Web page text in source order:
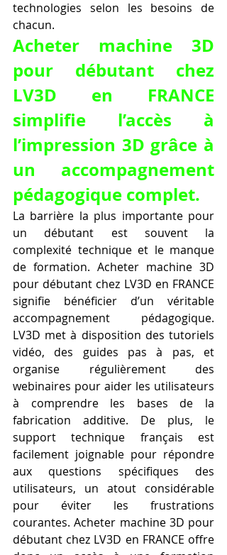
technologies selon les besoins de
chacun.
Acheter machine 3D
pour débutant chez
LV3D en FRANCE
simplifie l’accès à
l’impression 3D grâce à
un accompagnement
pédagogique complet.
La barrière la plus importante pour
un débutant est souvent la
complexité technique et le manque
de formation. Acheter machine 3D
pour débutant chez LV3D en FRANCE
signifie bénéficier d’un véritable
accompagnement pédagogique.
LV3D met à disposition des tutoriels
vidéo, des guides pas à pas, et
organise régulièrement des
webinaires pour aider les utilisateurs
à comprendre les bases de la
fabrication additive. De plus, le
support technique français est
facilement joignable pour répondre
aux questions spécifiques des
utilisateurs, un atout considérable
pour éviter les frustrations
courantes. Acheter machine 3D pour
débutant chez LV3D en FRANCE offre